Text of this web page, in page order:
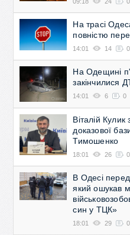
На трасі
повністю
14:01 14 0
На Одещині
закінчилися
14:01 6 0
Віталій Кулик
доказової
Тимошенко
18:01 26 0
В Одесі
який ошукав
син у ТЦК»
18:01 29 0